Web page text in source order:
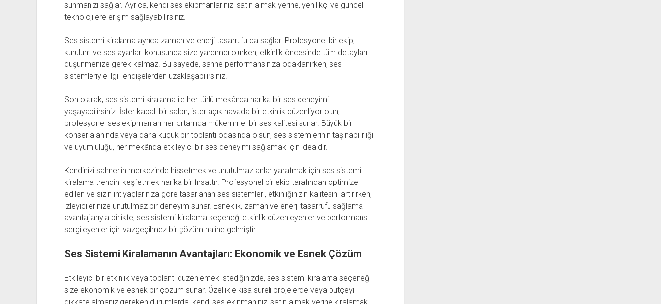
sunmanızı sağlar. Ayrıca, kendi ses ekipmanlarınızı satın almak yerine, yenilikçi ve güncel
teknolojilere erişim sağlayabilirsiniz.
Ses sistemi kiralama ayrıca zaman ve enerji tasarrufu da sağlar. Profesyonel bir ekip,
kurulum ve ses ayarları konusunda size yardımcı olurken, etkinlik öncesinde tüm detayları
düşünmenize gerek kalmaz. Bu sayede, sahne performansınıza odaklanırken, ses
sistemleriyle ilgili endişelerden uzaklaşabilirsiniz.
Son olarak, ses sistemi kiralama ile her türlü mekânda harika bir ses deneyimi
yaşayabilirsiniz. İster kapalı bir salon, ister açık havada bir etkinlik düzenliyor olun,
profesyonel ses ekipmanları her ortamda mükemmel bir ses kalitesi sunar. Büyük bir
konser alanında veya daha küçük bir toplantı odasında olsun, ses sistemlerinin taşınabilirliği
ve uyumluluğu, her mekânda etkileyici bir ses deneyimi sağlamak için idealdir.
Kendinizi sahnenin merkezinde hissetmek ve unutulmaz anlar yaratmak için ses sistemi
kiralama trendini keşfetmek harika bir fırsattır. Profesyonel bir ekip tarafından optimize
edilen ve sizin ihtiyaçlarınıza göre tasarlanan ses sistemleri, etkinliğinizin kalitesini artırırken,
izleyicilerinize unutulmaz bir deneyim sunar. Esneklik, zaman ve enerji tasarrufu sağlama
avantajlarıyla birlikte, ses sistemi kiralama seçeneği etkinlik düzenleyenler ve performans
sergileyenler için vazgeçilmez bir çözüm haline gelmiştir.
Ses Sistemi Kiralamanın Avantajları: Ekonomik ve Esnek Çözüm
Etkileyici bir etkinlik veya toplantı düzenlemek istediğinizde, ses sistemi kiralama seçeneği
size ekonomik ve esnek bir çözüm sunar. Özellikle kısa süreli projelerde veya bütçeyi
dikkate almanız gereken durumlarda, kendi ses ekipmanınızı satın almak yerine kiralamak